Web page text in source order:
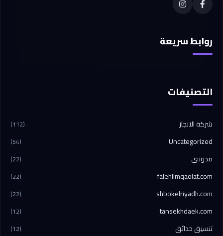
روابط سريعة
التصنيفات
شركة الانجاز (112)
Uncategorized
(54)
مدونتي (22)
falehllmqaolat.com
(22)
shbokelriyadh.com
(22)
tansekhdaek.com
(12)
تنسيق حدائق (12)